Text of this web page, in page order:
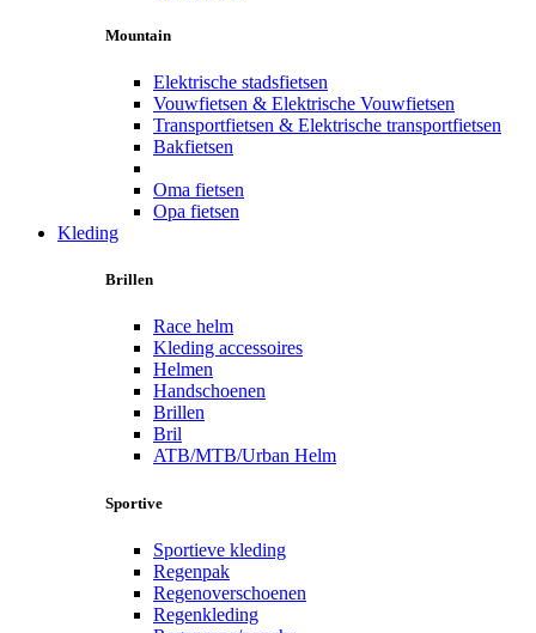
Mountain
Elektrische stadsfietsen
Vouwfietsen & Elektrische Vouwfietsen
Transportfietsen & Elektrische transportfietsen
Bakfietsen
Oma fietsen
Opa fietsen
Kleding
Brillen
Race helm
Kleding accessoires
Helmen
Handschoenen
Brillen
Bril
ATB/MTB/Urban Helm
Sportive
Sportieve kleding
Regenpak
Regenoverschoenen
Regenkleding